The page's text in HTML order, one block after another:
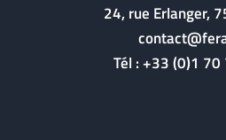
24, rue Erlanger,
Tél :+33 (0)1 70